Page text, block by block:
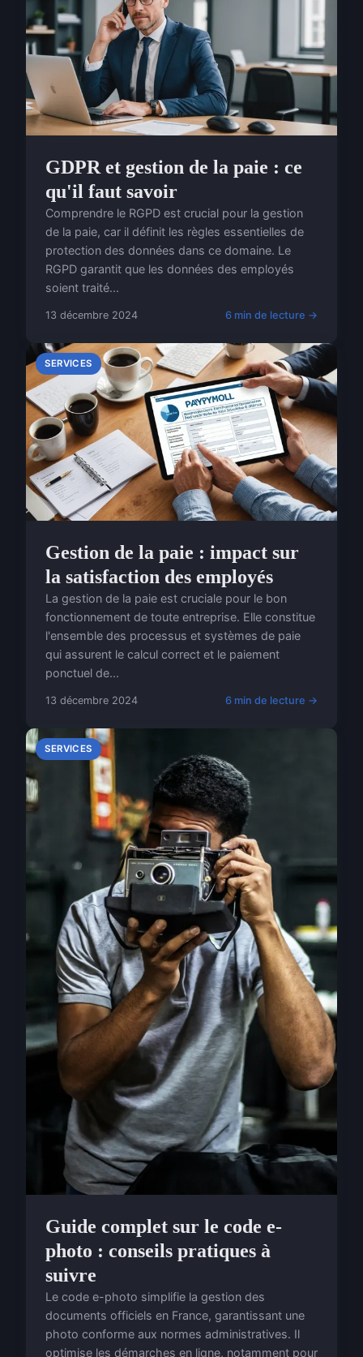
GDPR et gestion de la paie : ce
qu'il faut savoir
Comprendre le RGPD est crucial pour la gestion
de la paie, car il définit les règles essentielles de
protection des données dans ce domaine. Le
RGPD garantit que les données des employés
soient traité...
13 décembre 2024 6 min de lecture →
SERVICES
Gestion de la paie : impact sur
la satisfaction des employés
La gestion de la paie est cruciale pour le bon
fonctionnement de toute entreprise. Elle constitue
l'ensemble des processus et systèmes de paie
qui assurent le calcul correct et le paiement
ponctuel de...
13 décembre 2024 6 min de lecture →
SERVICES
Guide complet sur le code e-
photo : conseils pratiques à
suivre
Le code e-photo simplifie la gestion des
documents officiels en France, garantissant une
photo conforme aux normes administratives. Il
optimise les démarches en ligne, notamment pour